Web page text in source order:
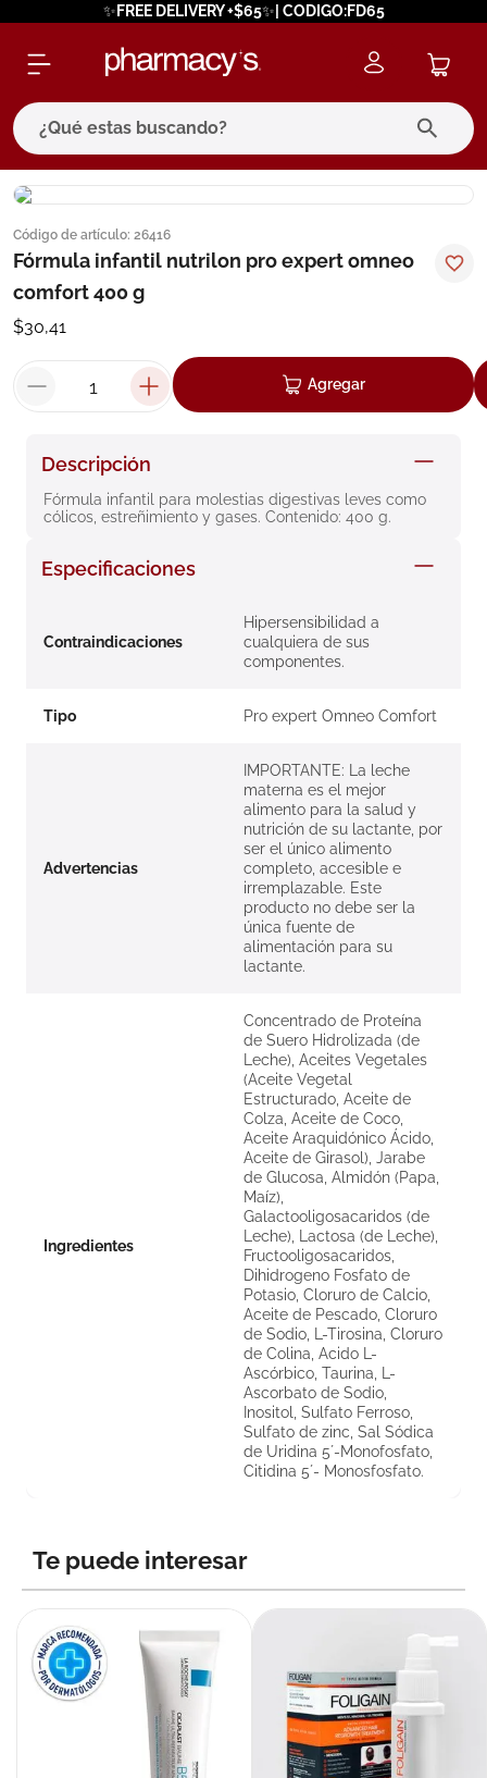
✨FREE DELIVERY +$65✨| CODIGO:FD65
¿Qué estas buscando?
Código de artículo: 26416
Fórmula infantil nutrilon pro expert omneo
comfort 400 g
$30,41
Agregar
Descripción
Fórmula infantil para molestias digestivas leves como
cólicos, estreñimiento y gases. Contenido: 400 g.
Especificaciones
Contraindicaciones
Hipersensibilidad a
cualquiera de sus
componentes.
Tipo Pro expert Omneo Comfort
Advertencias
IMPORTANTE: La leche
materna es el mejor
alimento para la salud y
nutrición de su lactante, por
ser el único alimento
completo, accesible e
irremplazable. Este
producto no debe ser la
única fuente de
alimentación para su
lactante.
Ingredientes
Concentrado de Proteína
de Suero Hidrolizada (de
Leche), Aceites Vegetales
(Aceite Vegetal
Estructurado, Aceite de
Colza, Aceite de Coco,
Aceite Araquidónico Ácido,
Aceite de Girasol), Jarabe
de Glucosa, Almidón (Papa,
Maíz),
Galactooligosacaridos (de
Leche), Lactosa (de Leche),
Fructooligosacaridos,
Dihidrogeno Fosfato de
Potasio, Cloruro de Calcio,
Aceite de Pescado, Cloruro
de Sodio, L-Tirosina, Cloruro
de Colina, Acido L-
Ascórbico, Taurina, L-
Ascorbato de Sodio,
Inositol, Sulfato Ferroso,
Sulfato de zinc, Sal Sódica
de Uridina 5´-Monofosfato,
Citidina 5´- Monosfosfato.
Te puede interesar
términos más buscados
1. eucerin
cerave
7. degraler
8. roche posay
10.